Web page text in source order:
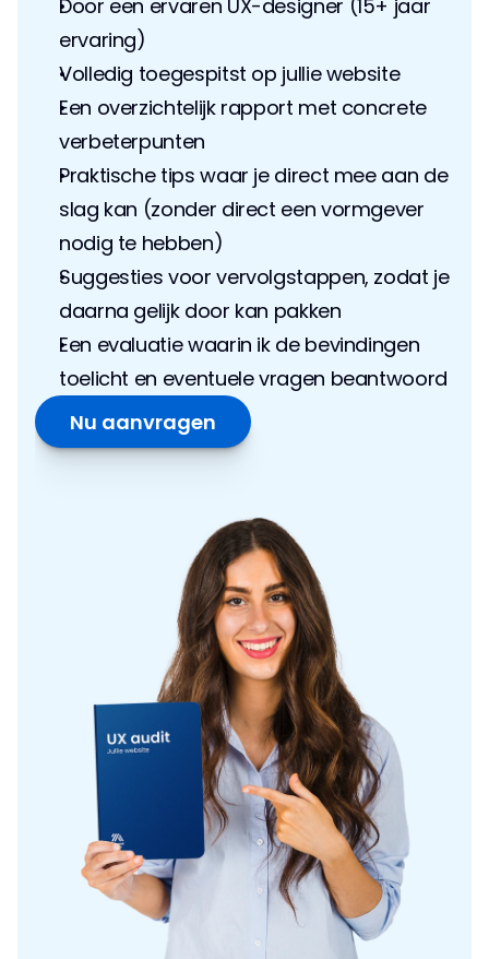
Door een ervaren UX-designer (15+ jaar
ervaring)
Volledig toegespitst op jullie website
Een overzichtelijk rapport met concrete
verbeterpunten
Praktische tips waar je direct mee aan de
slag kan (zonder direct een vormgever
nodig te hebben)
Suggesties voor vervolgstappen, zodat je
daarna gelijk door kan pakken
Een evaluatie waarin ik de bevindingen
toelicht en eventuele vragen beantwoord
Nu aanvragen